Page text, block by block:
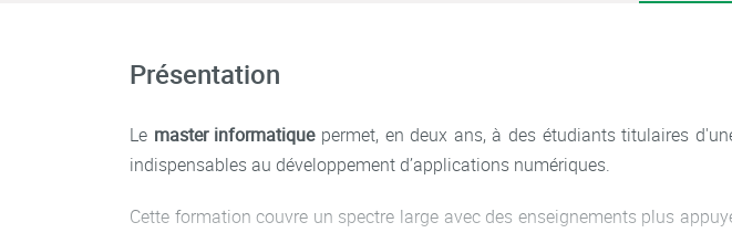
Présentation
Le master informatiquepermet, en deux ans, à des étudiants titulaires
indispensables au développement d’applications numériques.
Cette formation couvre un spectre large avec des enseignements plus